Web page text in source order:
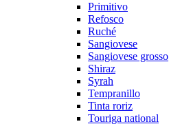
Primitivo
Refosco
Ruché
Sangiovese
Sangiovese grosso
Shiraz
Syrah
Tempranillo
Tinta roriz
Touriga national